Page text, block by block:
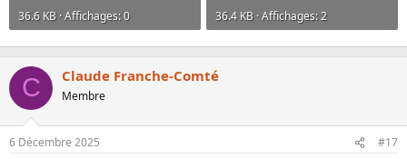
36.6 KB · Affichages: 0
36.4 KB · Affichages: 2
C Claude Franche-Comté
Membre
6 Décembre 2025 #17